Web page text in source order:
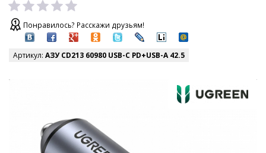
Понравилось? Расскажи друзьям!
Артикул: АЗУ CD213 60980 USB-C PD+USB-A 42.5